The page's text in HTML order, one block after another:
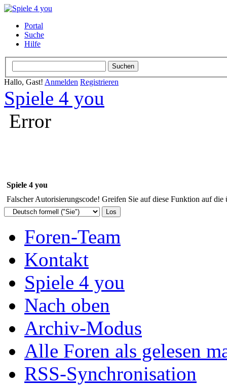
Portal
Suche
Hilfe
Hallo, Gast! Anmelden Registrieren
Spiele 4 you
Error
Spiele 4 you
Falscher Autorisierungscode! Greifen Sie auf diese Funktion auf
Foren-Team
Kontakt
Spiele 4 you
Nach oben
Archiv-Modus
Alle Foren als gelesen
RSS-Synchronisation